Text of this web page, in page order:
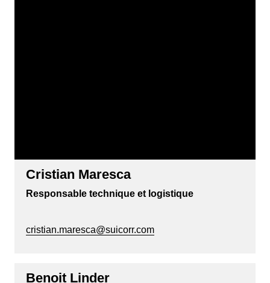
Cristian Maresca
Responsable technique et logistique
cristian.maresca@suicorr.com
Benoit Linder